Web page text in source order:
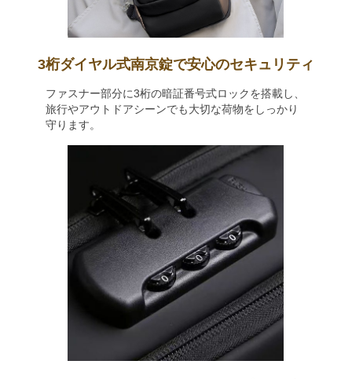
3桁ダイヤル式南京錠で安心のセキュリティ
ファスナー部分に3桁の暗証番号式ロックを搭載し、
旅行やアウトドアシーンでも大切な荷物をしっかり
守ります。